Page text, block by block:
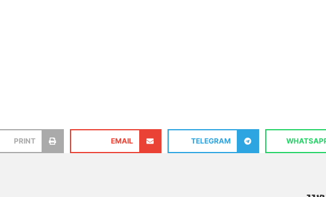
TELEGRAM
EMAIL
PRINT